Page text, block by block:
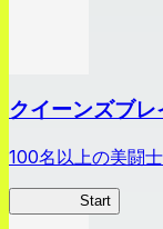
クイーンズブ
100名以上の美闘
Start